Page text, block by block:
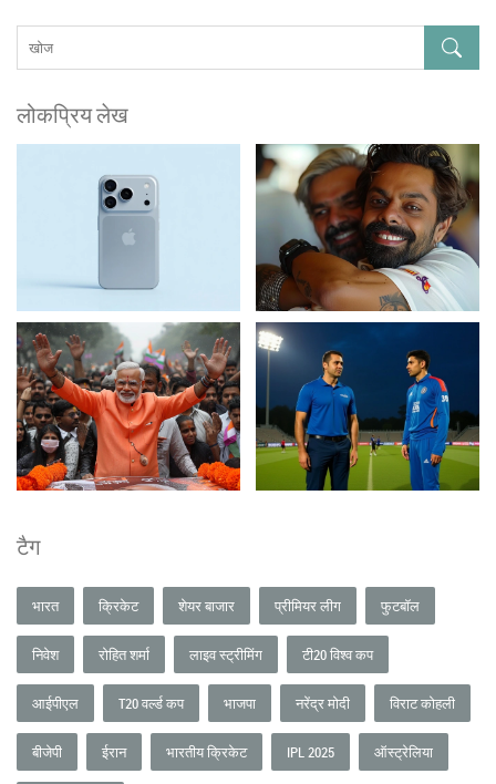
लोकप्रिय लेख
टैग
भारत क्रिकेट शेयर बाजार प्रीमियर लीग फुटबॉल
निवेश रोहित शर्मा लाइव स्ट्रीमिंग टी20 विश्व कप
आईपीएल T20 वर्ल्ड कप भाजपा नरेंद्र मोदी विराट कोहली
बीजेपी ईरान भारतीय क्रिकेट IPL 2025 ऑस्ट्रेलिया